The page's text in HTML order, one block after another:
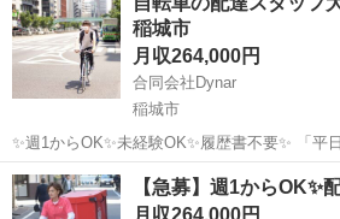
のみ午後のみ可能！ アルバイト枠もございます。 自転車は会社
します🚲 ...
稲城市
月収264,000円
合同会社Dynar
稲城市
✨週1からOK✨未経験OK✨履歴書不要✨ 「平
「Wワーク」など働き方はなんでも可！ シフ
のみ午後のみ可能！ アルバイト枠もございます。 自転車は会社
します🚲 ...
東京 稲城市 配送 未経験
【急募】週1からOK✨
月収264,000円